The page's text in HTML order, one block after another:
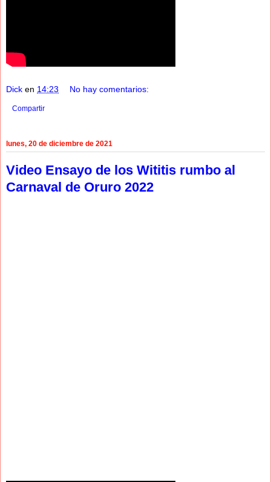
Dick en 14:23 No hay comentarios:
Compartir
lunes, 20 de diciembre de 2021
Video Ensayo de los Wititis rumbo al
Carnaval de Oruro 2022